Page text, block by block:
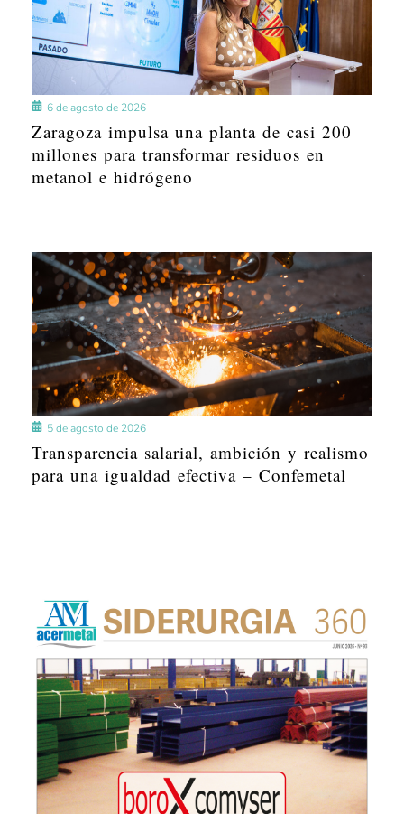
6 de agosto de 2026
Zaragoza impulsa una planta de casi 200
millones para transformar residuos en
metanol e hidrógeno
5 de agosto de 2026
Transparencia salarial, ambición y realismo
para una igualdad efectiva – Confemetal